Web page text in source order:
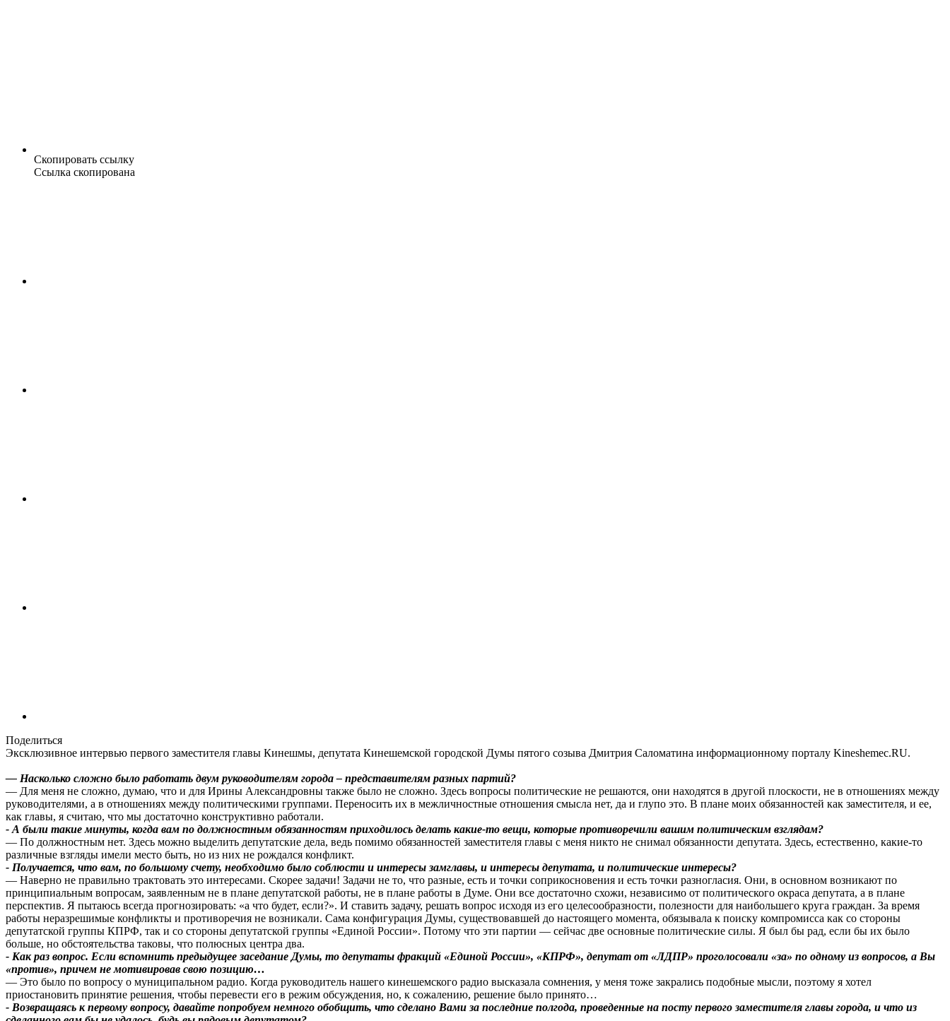
Скопировать ссылку
Ссылка скопирована
Поделиться
Эксклюзивное интервью первого заместителя главы Кинешмы, депутата Кинешемской городской Думы пятого созыва Дмитрия Саломатина информационному порталу Kineshemec.RU.
— Насколько сложно было работать двум руководителям города – представителям разных партий?
— Для меня не сложно, думаю, что и для Ирины Александровны также было не сложно. Здесь вопросы политические не решаются, они находятся в другой плоскости, не в отношениях между
руководителями, а в отношениях между политическими группами. Переносить их в межличностные отношения смысла нет, да и глупо это. В плане моих обязанностей как заместителя, и ее,
как главы, я считаю, что мы достаточно конструктивно работали.
- А были такие минуты, когда вам по должностным обязанностям приходилось делать какие-то вещи, которые противоречили вашим политическим взглядам?
— По должностным нет. Здесь можно выделить депутатские дела, ведь помимо обязанностей заместителя главы с меня никто не снимал обязанности депутата. Здесь, естественно, какие-то
различные взгляды имели место быть, но из них не рождался конфликт.
- Получается, что вам, по большому счету, необходимо было соблюсти и интересы замглавы, и интересы депутата, и политические интересы?
— Наверно не правильно трактовать это интересами. Скорее задачи! Задачи не то, что разные, есть и точки соприкосновения и есть точки разногласия. Они, в основном возникают по
принципиальным вопросам, заявленным не в плане депутатской работы, не в плане работы в Думе. Они все достаточно схожи, независимо от политического окраса депутата, а в плане
перспектив. Я пытаюсь всегда прогнозировать: «а что будет, если?». И ставить задачу, решать вопрос исходя из его целесообразности, полезности для наибольшего круга граждан. За время
работы неразрешимые конфликты и противоречия не возникали. Сама конфигурация Думы, существовавшей до настоящего момента, обязывала к поиску компромисса как со стороны
депутатской группы КПРФ, так и со стороны депутатской группы «Единой России». Потому что эти партии — сейчас две основные политические силы. Я был бы рад, если бы их было
больше, но обстоятельства таковы, что полюсных центра два.
- Как раз вопрос. Если вспомнить предыдущее заседание Думы, то депутаты фракций «Единой России», «КПРФ», депутат от «ЛДПР» проголосовали «за» по одному из вопросов, а Вы
«против», причем не мотивировав свою позицию…
— Это было по вопросу о муниципальном радио. Когда руководитель нашего кинешемского радио высказала сомнения, у меня тоже закрались подобные мысли, поэтому я хотел
приостановить принятие решения, чтобы перевести его в режим обсуждения, но, к сожалению, решение было принято…
- Возвращаясь к первому вопросу, давайте попробуем немного обобщить, что сделано Вами за последние полгода, проведенные на посту первого заместителя главы города, и что из